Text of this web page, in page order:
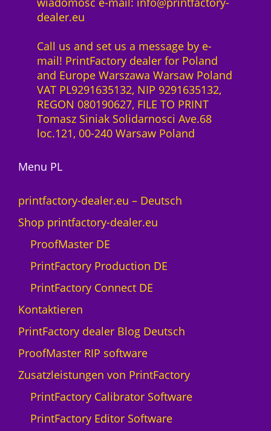
dealer.eu
Call us and set us a message by e-
mail! PrintFactory dealer for Poland
and Europe Warszawa Warsaw Poland
VAT PL9291635132, NIP 9291635132,
REGON 080190627, FILE TO PRINT
Tomasz Siniak Solidarnosci Ave.68
loc.121, 00-240 Warsaw Poland
Menu PL
printfactory-dealer.eu – Deutsch
Shop printfactory-dealer.eu
ProofMaster DE
PrintFactory Production DE
PrintFactory Connect DE
Kontaktieren
PrintFactory dealer Blog Deutsch
ProofMaster RIP software
Zusatzleistungen von PrintFactory
PrintFactory Calibrator Software
PrintFactory Editor Software